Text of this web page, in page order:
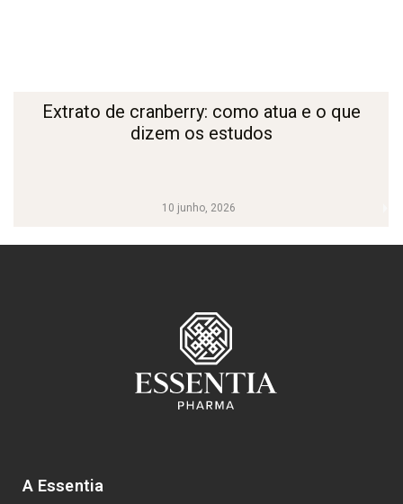
10 junho, 2026
Extrato de cranberry: como atua e o que
dizem os estudos
A Essentia